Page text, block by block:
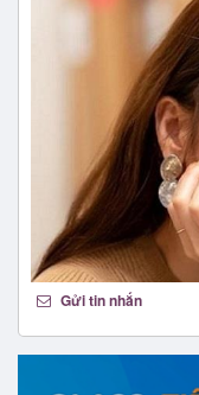
Gửi tin nhắn